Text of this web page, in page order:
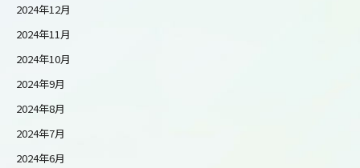
2024年12月
2024年11月
2024年10月
2024年9月
2024年8月
2024年7月
2024年6月